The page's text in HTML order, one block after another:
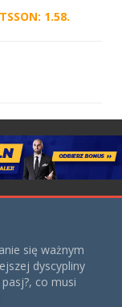
1.58.
się ważnym
dyscypliny
co musi